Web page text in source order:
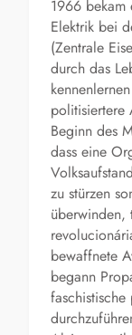
1966 bekam
Elektrik bei
(Zentrale
durch das
politisiertere
Beginn des
dass eine
zu stürzen
überwinden,
bewaffnete
begann
faschistische